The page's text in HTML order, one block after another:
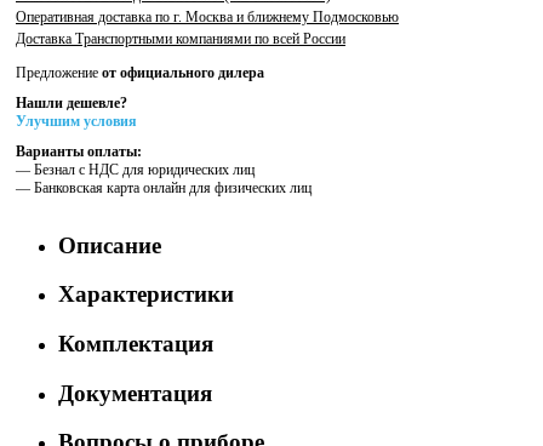
Оперативная доставка по г. Москва и ближнему Подмосковью
Доставка Транспортными компаниями по всей России
Предложение от официального дилера
Нашли дешевле?
Улучшим условия
Варианты оплаты:
— Безнал с НДС для юридических лиц
— Банковская карта онлайн для физических лиц
Описание
Характеристики
Комплектация
Документация